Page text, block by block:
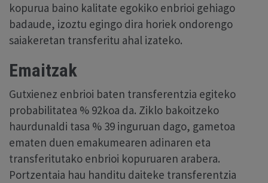
kopurua baino kalitate egokiko enbrioi gehiago
badaude, izoztu egingo dira horiek ondorengo
saiakeretan transferitu ahal izateko.
Emaitzak
Gutxienez enbrioi baten transferentzia egiteko
probabilitatea % 92koa da. Ziklo bakoitzeko
haurdunaldi tasa % 39 inguruan dago, gametoa
ematen duen emakumearen adinaren eta
transferitutako enbrioi kopuruaren arabera.
Portzentaia hau handitu daiteke transferentzia